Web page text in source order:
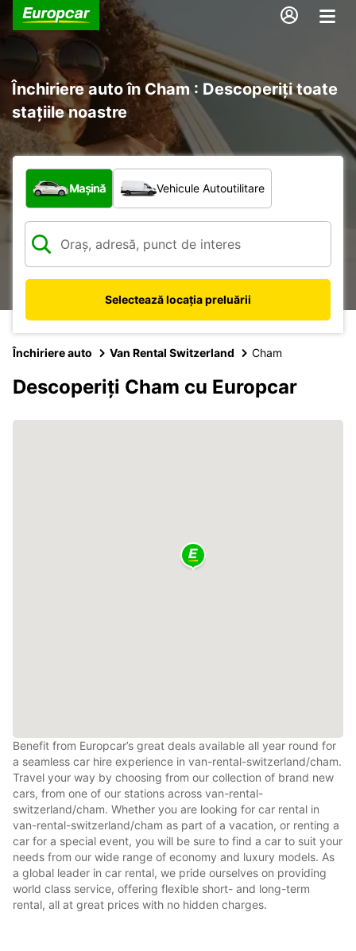
Închiriere auto în Cham : Descoperiți toate
stațiile noastre
Ce tip de vehicul?
Mașină Vehicule Autoutilitare
Selectează locația preluării
Închiriere auto Van Rental Switzerland Cham
Descoperiți Cham cu Europcar
Benefit from Europcar’s great deals available all year round for
a seamless car hire experience in van-rental-switzerland/cham.
Travel your way by choosing from our collection of brand new
cars, from one of our stations across van-rental-
switzerland/cham. Whether you are looking for car rental in
van-rental-switzerland/cham as part of a vacation, or renting a
car for a special event, you will be sure to find a car to suit your
needs from our wide range of economy and luxury models. As
a global leader in car rental, we pride ourselves on providing
world class service, offering flexible short- and long-term
rental, all at great prices with no hidden charges.